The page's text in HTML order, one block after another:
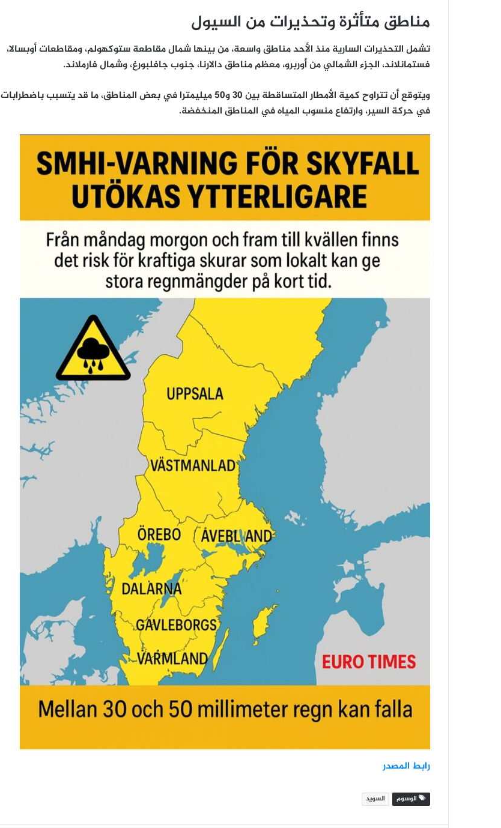
مناطق متأثرة وتحذيرات من السيول
تشمل التحذيرات السارية منذ الأحد مناطق واسعة، من بينها شمال مقاطعة ستوكهولم، ومقاطعات أوبسالا،
فستمانلاند، الجزء الشمالي من أوربرو، معظم مناطق دالارنا، جنوب جافلبورغ، وشمال فارملاند.
ويتوقع أن تتراوح كمية الأمطار المتساقطة بين 30 و50 ميليمترا في بعض المناطق، ما قد يتسبب باضطرابات
في حركة السير، وارتفاع منسوب المياه في المناطق المنخفضة.
رابط المصدر
الوسوم السويد